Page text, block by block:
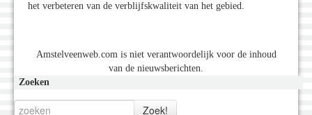
het verbeteren van de verblijfskwaliteit van het gebied.
Amstelveenweb.com is niet verantwoordelijk voor de inhoud
van de nieuwsberichten.
Zoeken